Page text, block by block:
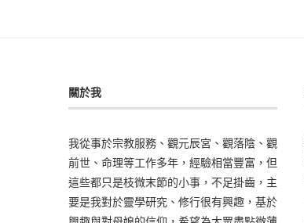
關於我
我從事於宗教服務、觀元辰宮、觀落陰、觀
前世、命理等工作多年，經驗相當豐富，但
這些都只是枝微末節的小事，不足掛齒，主
要是我對於靈學研究、修行很有興趣，基於